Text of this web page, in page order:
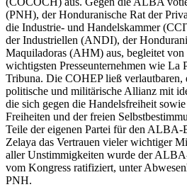
(PNH), der Honduranische Rat der
die Industrie- und Handelskammer
der Industriellen (ANDI), der
Maquiladoras (AHM) aus, begleitet von
wichtigsten Presseunternehmen wie La
Tribuna. Die COHEP ließ verlautbaren,
politische und militärische Allianz mit
die sich gegen die Handelsfreiheit
Freiheiten und der freien
Teile der eigenen Partei für den
Zelaya das Vertrauen vieler wichtiger
aller Unstimmigkeiten wurde der
vom Kongress ratifiziert, unter
PNH.